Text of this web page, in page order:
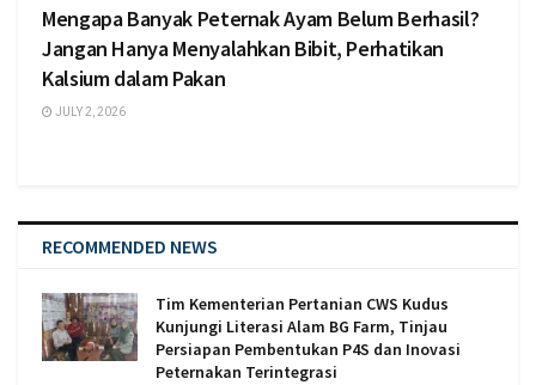
Mengapa Banyak Peternak Ayam Belum Berhasil?
Jangan Hanya Menyalahkan Bibit, Perhatikan
Kalsium dalam Pakan
JULY 2, 2026
RECOMMENDED NEWS
Tim Kementerian Pertanian CWS Kudus
Kunjungi Literasi Alam BG Farm, Tinjau
Persiapan Pembentukan P4S dan Inovasi
Peternakan Terintegrasi